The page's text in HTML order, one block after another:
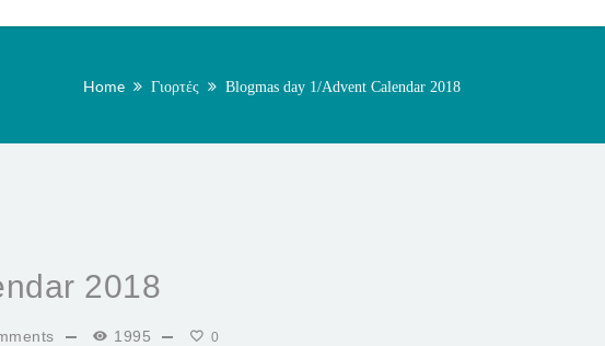
Home Γιορτές Blogmas day 1/Advent Calendar 2018
2018
1995 0